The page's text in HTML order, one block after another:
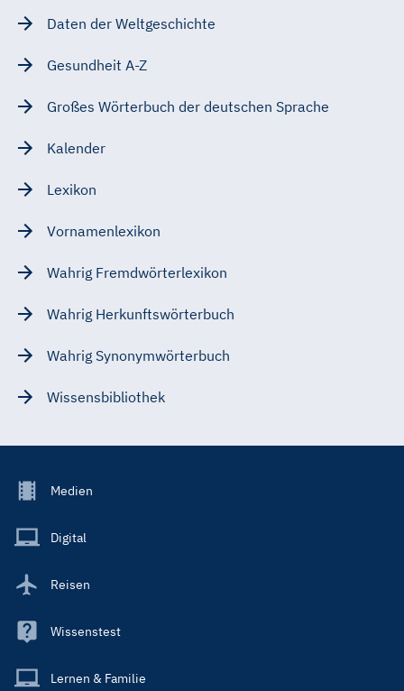
Daten der Weltgeschichte
Gesundheit A-Z
Großes Wörterbuch der deutschen Sprache
Kalender
Lexikon
Vornamenlexikon
Wahrig Fremdwörterlexikon
Wahrig Herkunftswörterbuch
Wahrig Synonymwörterbuch
Wissensbibliothek
Footer
Main
Medien
Digital
Reisen
Wissenstest
Lernen & Familie